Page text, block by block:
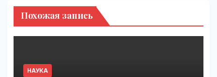
Похожая запись
НАУКА